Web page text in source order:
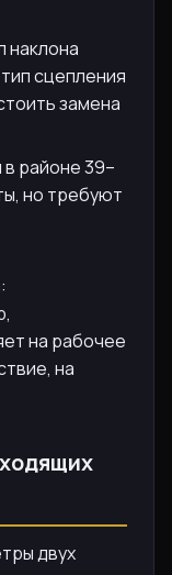
наклона
сцепления
замена
районе 39–
но требуют
:
на рабочее
на
двух